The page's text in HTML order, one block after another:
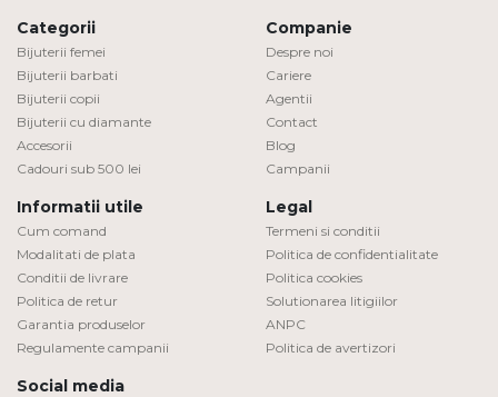
Categorii
Bijuterii femei
Bijuterii barbati
Bijuterii copii
Bijuterii cu diamante
Accesorii
Cadouri sub 500 lei
Companie
Despre noi
Cariere
Agentii
Contact
Blog
Campanii
Informatii utile
Cum comand
Modalitati de plata
Conditii de livrare
Politica de retur
Garantia produselor
Regulamente campanii
Legal
Termeni si conditii
Politica de confidentialitate
Politica cookies
Solutionarea litigiilor
ANPC
Politica de avertizori
Social media